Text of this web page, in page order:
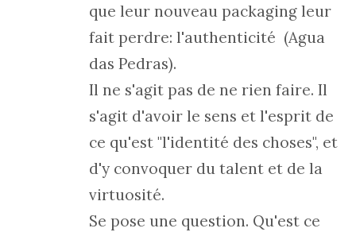
que leur nouveau packaging leur
fait perdre: l'authenticité (Agua
das Pedras).
Il ne s'agit pas de ne rien faire. Il
s'agit d'avoir le sens et l'esprit de
ce qu'est "l'identité des choses", et
d'y convoquer du talent et de la
virtuosité.
Se pose une question. Qu'est ce